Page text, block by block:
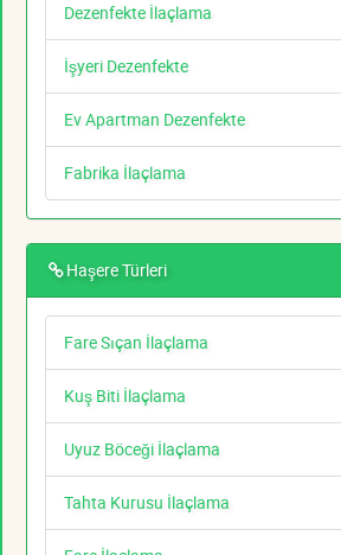
Dezenfekte İlaçlama
İşyeri Dezenfekte
Ev Apartman Dezenfekte
Fabrika İlaçlama
Haşere Türleri
Fare Sıçan İlaçlama
Kuş Biti İlaçlama
Uyuz Böceği İlaçlama
Tahta Kurusu İlaçlama